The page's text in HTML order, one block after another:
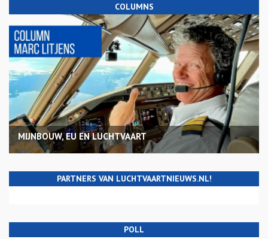
COLUMNS
MIJNBOUW, EU EN LUCHTVAART
PARTNERS VAN LUCHTVAARTNIEUWS.NL!
POLL